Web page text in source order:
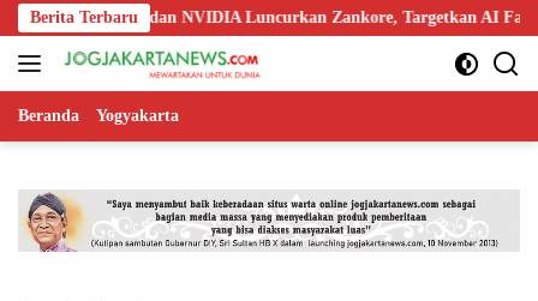
Langsung
ke
konten
Berita Terbaru
Nokia, dan NVIDIA Luncurkan Zankore, Targetkan AI Factory 1 GW
Beranda Yogyakarta